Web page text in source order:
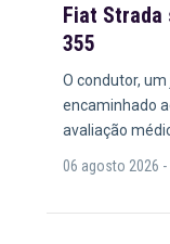
Fiat Strada
355
O condutor,
encaminhado
avaliação
06 agosto 2026 -